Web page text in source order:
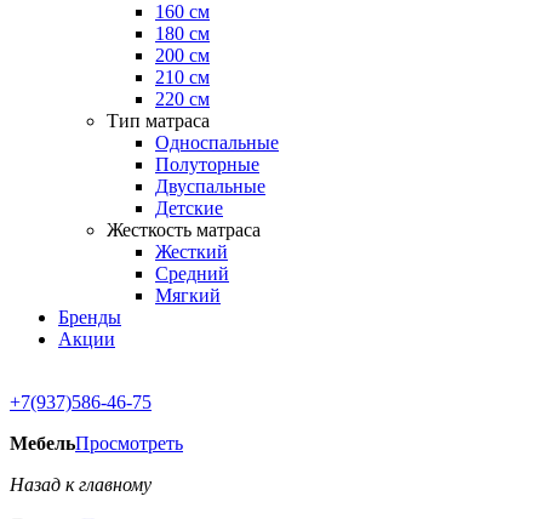
160 см
180 см
200 см
210 см
220 см
Тип матраса
Односпальные
Полуторные
Двуспальные
Детские
Жесткость матраса
Жесткий
Средний
Мягкий
Бренды
Акции
+7(937)586-46-75
МебельПросмотреть
Назад к главному